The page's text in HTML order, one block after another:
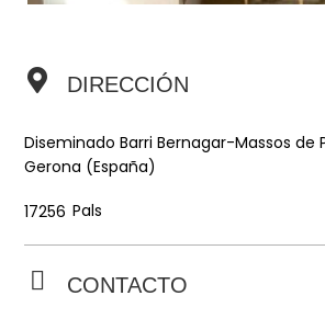
DIRECCIÓN
Diseminado Barri Bernagar-Massos de
Gerona (España)
17256 Pals
CONTACTO